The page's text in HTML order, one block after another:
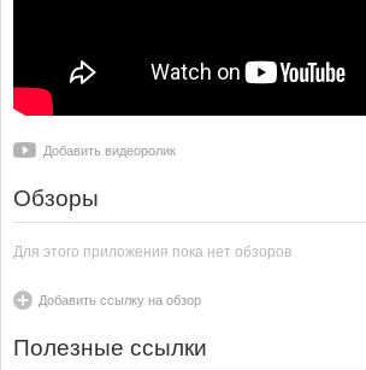
Добавить видеоролик
Обзоры
Для этого приложения пока нет обзоров
Добавить ссылку на обзор
Полезные ссылки